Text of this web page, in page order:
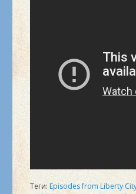
Теги: Episodes from Liberty